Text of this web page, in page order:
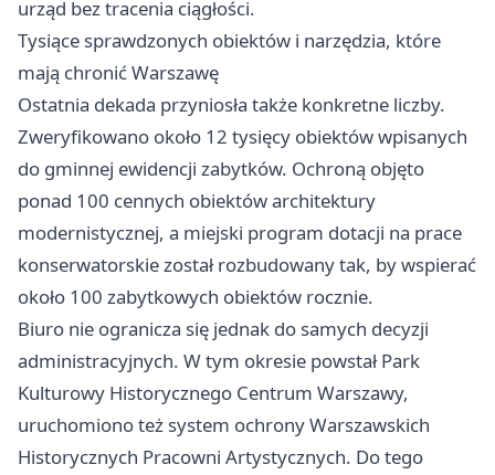
urząd bez tracenia ciągłości.
Tysiące sprawdzonych obiektów i narzędzia, które
mają chronić Warszawę
Ostatnia dekada przyniosła także konkretne liczby.
Zweryfikowano około 12 tysięcy obiektów wpisanych
do gminnej ewidencji zabytków. Ochroną objęto
ponad 100 cennych obiektów architektury
modernistycznej, a miejski program dotacji na prace
konserwatorskie został rozbudowany tak, by wspierać
około 100 zabytkowych obiektów rocznie.
Biuro nie ogranicza się jednak do samych decyzji
administracyjnych. W tym okresie powstał Park
Kulturowy Historycznego Centrum Warszawy,
uruchomiono też system ochrony Warszawskich
Historycznych Pracowni Artystycznych. Do tego